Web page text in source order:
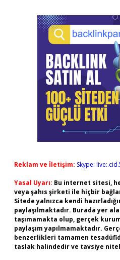
Reklam ve İletişim: Skype:
Yasal Uyarı: Bu internet sitesi,
veya şahıs şirketi ile hiçbir
Sitede yalnızca kendi
paylaşılmaktadır. Burada yer
taşımamakta olup, gerçek
paylaşım yapılmamaktadır.
benzerlikleri tamamen
taslak halindedir ve tavsiye